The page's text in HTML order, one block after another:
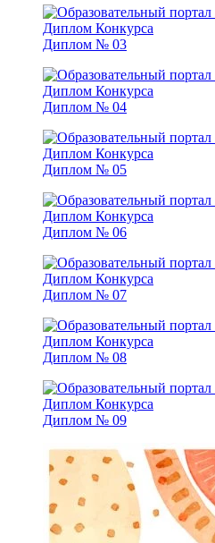
Диплом № 03
Диплом № 04
Диплом № 05
Диплом № 06
Диплом № 07
Диплом № 08
Диплом № 09